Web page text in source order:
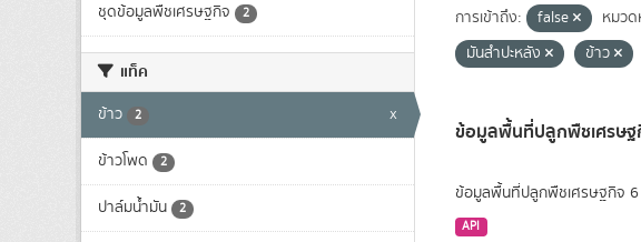
ชุดข้อมูลพืชเศรษฐกิจ 2
แท็ค
ข้าว 2 x
ข้าวโพด 2
ปาล์มน้ำมัน 2
การเข้าถึง: false หมว
มันสำปะหลัง
ข้าว
ข้อมูลพื้นที่ปลูกพืชเศรษ
ข้อมูลพื้นที่ปลูกพืชเศรษฐกิจ
API